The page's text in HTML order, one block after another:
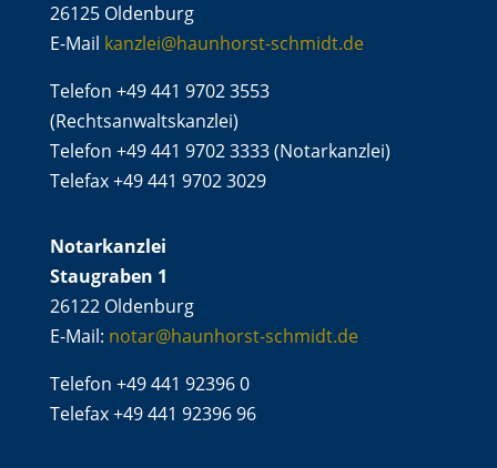
26125 Oldenburg
E-Mail kanzlei@haunhorst-schmidt.de
Telefon +49 441 9702 3553
(Rechtsanwaltskanzlei)
Telefon +49 441 9702 3333 (Notarkanzlei)
Telefax +49 441 9702 3029
Notarkanzlei
Staugraben 1
26122 Oldenburg
E-Mail: notar@haunhorst-schmidt.de
Telefon +49 441 92396 0
Telefax +49 441 92396 96